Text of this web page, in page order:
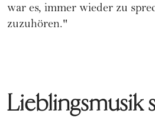
war es, immer wieder zu
zuzuhören."
Lieblingsmusik